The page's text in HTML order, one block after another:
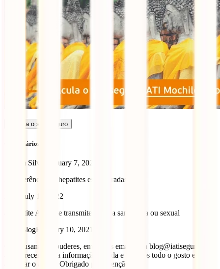
Calcula o seu seguro
Comentários (3)
Susana Silva
February 7, 2021
As referências às hepatites estão erradas.
July 11, 2022
a hepatite A não se transmite por via sanguínea ou sexual
IATI BlogFebruary 10, 2021
Olá, Susana! Se puderes, envia-nos email para blog@iatiseguros.pt
a esclarecer qual a informação errada e teremos todo o gosto em
atualizar o artigo. Obrigado pela atenção!